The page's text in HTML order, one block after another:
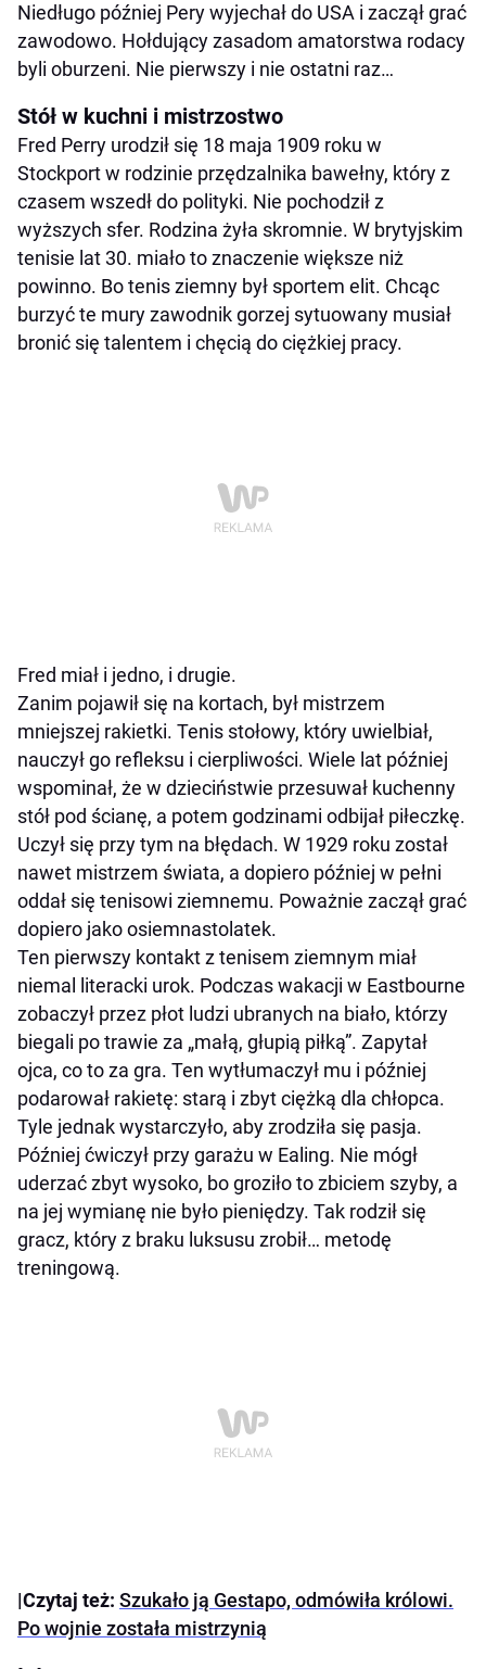
Niedługo później Pery wyjechał do USA i zaczął grać
zawodowo. Hołdujący zasadom amatorstwa rodacy
byli oburzeni. Nie pierwszy i nie ostatni raz…
Stół w kuchni i mistrzostwo
Fred Perry urodził się 18 maja 1909 roku w
Stockport w rodzinie przędzalnika bawełny, który z
czasem wszedł do polityki. Nie pochodził z
wyższych sfer. Rodzina żyła skromnie. W brytyjskim
tenisie lat 30. miało to znaczenie większe niż
powinno. Bo tenis ziemny był sportem elit. Chcąc
burzyć te mury zawodnik gorzej sytuowany musiał
bronić się talentem i chęcią do ciężkiej pracy.
Fred miał i jedno, i drugie.
Zanim pojawił się na kortach, był mistrzem
mniejszej rakietki. Tenis stołowy, który uwielbiał,
nauczył go refleksu i cierpliwości. Wiele lat później
wspominał, że w dzieciństwie przesuwał kuchenny
stół pod ścianę, a potem godzinami odbijał piłeczkę.
Uczył się przy tym na błędach. W 1929 roku został
nawet mistrzem świata, a dopiero później w pełni
oddał się tenisowi ziemnemu. Poważnie zaczął grać
dopiero jako osiemnastolatek.
Ten pierwszy kontakt z tenisem ziemnym miał
niemal literacki urok. Podczas wakacji w Eastbourne
zobaczył przez płot ludzi ubranych na biało, którzy
biegali po trawie za „małą, głupią piłką”. Zapytał
ojca, co to za gra. Ten wytłumaczył mu i później
podarował rakietę: starą i zbyt ciężką dla chłopca.
Tyle jednak wystarczyło, aby zrodziła się pasja.
Później ćwiczył przy garażu w Ealing. Nie mógł
uderzać zbyt wysoko, bo groziło to zbiciem szyby, a
na jej wymianę nie było pieniędzy. Tak rodził się
gracz, który z braku luksusu zrobił… metodę
treningową.
|Czytaj też: Szukało ją Gestapo, odmówiła królowi.
Po wojnie została mistrzynią